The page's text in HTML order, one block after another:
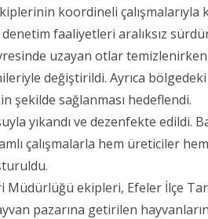
koordineli çalışmalarıyla
faaliyetleri aralıksız
uzayan otlar
değiştirildi. Ayrıca
şekilde sağlanması hedeflendi.
yıkandı ve dezenfekte edildi.
çalışmalarla hem üreticiler
ekipleri, Efeler İlçe
pazarına getirilen